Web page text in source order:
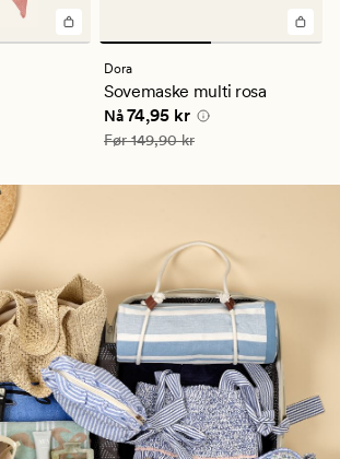
Dora
Sovemaske multi rosa
Nåværende pris
Nå74,95 kr
Vanlig pris 149,90 kr
Før149,90 kr